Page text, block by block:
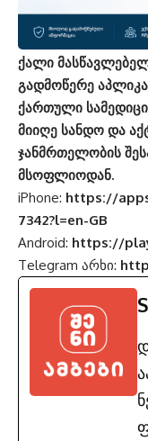
ქალი
გადმოწერე
ქართული
მიიღე სანდო და
ჯანმრთელობის
მსოფლიოდან.
iPhone: https://
7342?l=en-GB
Android: https://
Telegram არხი: